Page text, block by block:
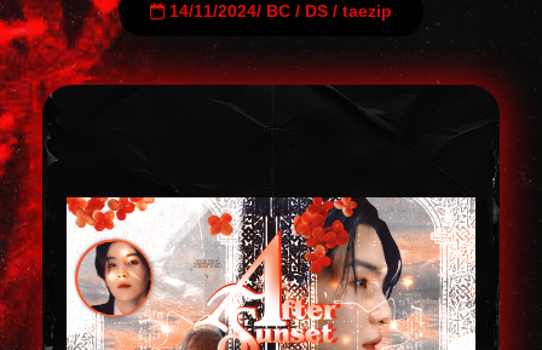
14/11/2024/ BC / DS / taezip